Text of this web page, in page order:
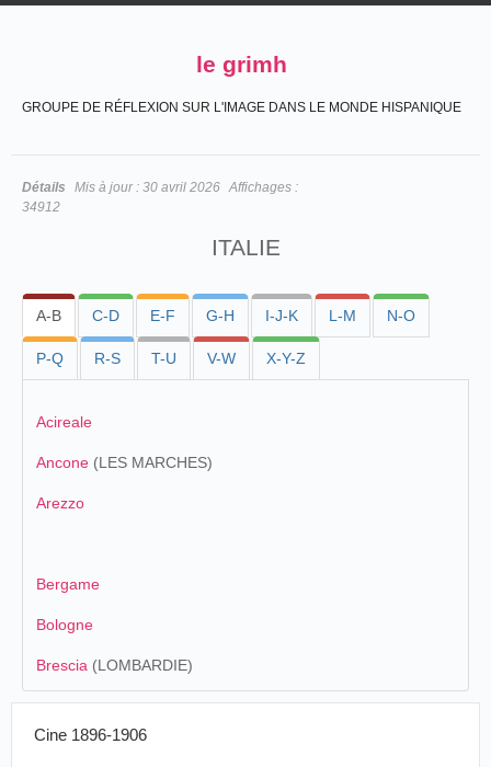
le grimh
GROUPE DE RÉFLEXION SUR L'IMAGE DANS LE MONDE HISPANIQUE
Détails Mis à jour : 30 avril 2026 Affichages :
34912
ITALIE
A-B C-D E-F G-H I-J-K L-M N-O
P-Q R-S T-U V-W X-Y-Z
Acireale
Ancone (LES MARCHES)
Arezzo
Bergame
Bologne
Brescia (LOMBARDIE)
Cine 1896-1906